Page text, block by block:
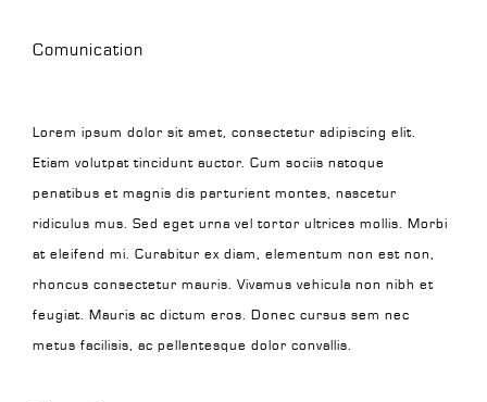
Comunication
Lorem ipsum dolor sit amet, consectetur adipiscing elit.
Etiam volutpat tincidunt auctor. Cum sociis natoque
penatibus et magnis dis parturient montes, nascetur
ridiculus mus. Sed eget urna vel tortor ultrices mollis. Morbi
at eleifend mi. Curabitur ex diam, elementum non est non,
rhoncus consectetur mauris. Vivamus vehicula non nibh et
feugiat. Mauris ac dictum eros. Donec cursus sem nec
metus facilisis, ac pellentesque dolor convallis.